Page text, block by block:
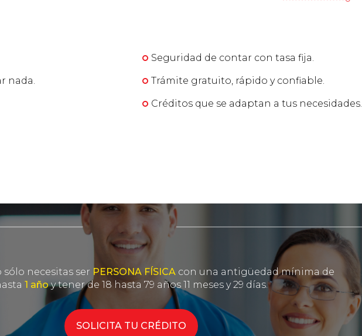
nada.
Seguridad de contar con tasa fija.
Trámite gratuito, rápido y confiable.
Créditos que se adaptan a tus necesidades.
necesitas ser PERSONA FÍSICA con una antigüedad mínima de
1 añoy tener de 18 hasta 79 años 11 meses y 29 días.
SOLICITA TU CRÉDITO